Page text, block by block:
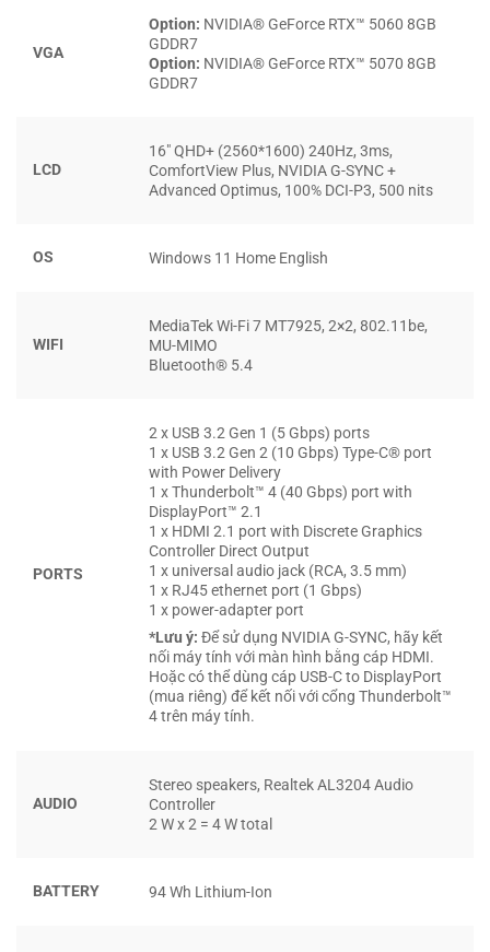
ULTRA 9 HX VÀ RTX 50 SERIES
Alienware 16X Aurora (2025)
trội cho các tác vụ nặng như dựng phim, thiết kế đồ họa,
lập trình hay chơi game AAA. Nhờ kiến trúc mới từ Intel,
phù hợp cho người dùng chuyên nghiệp cần sự ổn định lâu
Về khả năng đồ họa,Alienware 16X Aurora (2025)
NVIDIA GeForce RTX 5060 8GB GDDR7với mức
TDP tối đa 115W, hỗ trợ công nghệ DLSS 4, Ray Tracing và
NVIDIA Reflex, mang đến trải nghiệm hình ảnh chân thực
và mượt mà. Đây là lựa chọn lý tưởng cho game thủ và
trường chuyên nghiệp đòi hỏi cao hơn.
16 inch QHD+ 240Hz, giúp xử lý đa nhiệm, dữ liệu lớn và
VGA
Option: NVIDIA® GeForce RTX™ 5060 8GB
GDDR7
Option: NVIDIA® GeForce RTX™ 5070 8GB
GDDR7
LCD
16″ QHD+ (2560*1600) 240Hz, 3ms,
ComfortView Plus, NVIDIA G-SYNC +
Advanced Optimus, 100% DCI-P3, 500 nits
OS Windows 11 Home English
WIFI
MediaTek Wi-Fi 7 MT7925, 2×2, 802.11be,
MU-MIMO
Bluetooth® 5.4
PORTS
2 x USB 3.2 Gen 1 (5 Gbps) ports
1 x USB 3.2 Gen 2 (10 Gbps) Type-C® port
with Power Delivery
1 x Thunderbolt™ 4 (40 Gbps) port with
DisplayPort™ 2.1
1 x HDMI 2.1 port with Discrete Graphics
Controller Direct Output
1 x universal audio jack (RCA, 3.5 mm)
1 x RJ45 ethernet port (1 Gbps)
1 x power-adapter port
*Lưu ý: Để sử dụng NVIDIA G-SYNC, hãy kết
nối máy tính với màn hình bằng cáp HDMI.
Hoặc có thể dùng cáp USB-C to DisplayPort
(mua riêng) để kết nối với cổng Thunderbolt™
4 trên máy tính.
AUDIO
Stereo speakers, Realtek AL3204 Audio
Controller
2 W x 2 = 4 W total
BATTERY 94 Wh Lithium-Ion